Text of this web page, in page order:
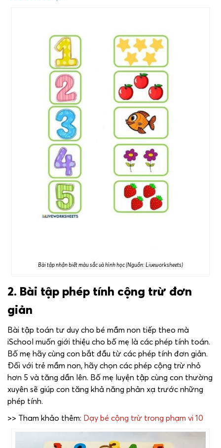
Bài tập nhận biết màu sắc và hình học (Nguồn: Liveworksheets)
2. Bài tập phép tính cộng trừ đơn
giản
Bài tập toán tư duy cho bé mầm non tiếp theo mà
iSchool muốn giới thiệu cho bố mẹ là các phép tính toán.
Bố mẹ hãy cùng con bắt đầu từ các phép tính đơn giản.
Đối với trẻ mầm non, hãy chọn các phép cộng trừ nhỏ
hơn 5 và tăng dần lên. Bố mẹ luyện tập cùng con thường
xuyên sẽ giúp con tăng khả năng phản xạ trước những
phép tính.
>> Tham khảo thêm: Dạy bé cộng trừ trong phạm vi 10